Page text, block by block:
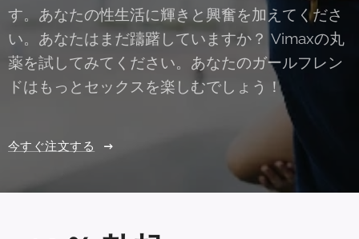
す。あなたの性生活に輝きと興奮を加えてくださ
い。あなたはまだ躊躇していますか？ Vimaxの丸
薬を試してみてください。あなたのガールフレン
ドはもっとセックスを楽しむでしょう！
今すぐ注文する